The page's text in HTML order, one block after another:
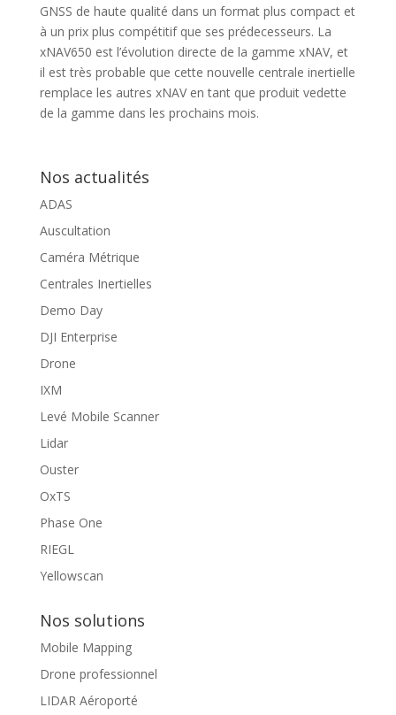
GNSS de haute qualité dans un format plus compact et
à un prix plus compétitif que ses prédecesseurs. La
xNAV650 est l’évolution directe de la gamme xNAV, et
il est très probable que cette nouvelle centrale inertielle
remplace les autres xNAV en tant que produit vedette
de la gamme dans les prochains mois.
Nos actualités
ADAS
Auscultation
Caméra Métrique
Centrales Inertielles
Demo Day
DJI Enterprise
Drone
IXM
Levé Mobile Scanner
Lidar
Ouster
OxTS
Phase One
RIEGL
Yellowscan
Nos solutions
Mobile Mapping
Drone professionnel
LIDAR Aéroporté